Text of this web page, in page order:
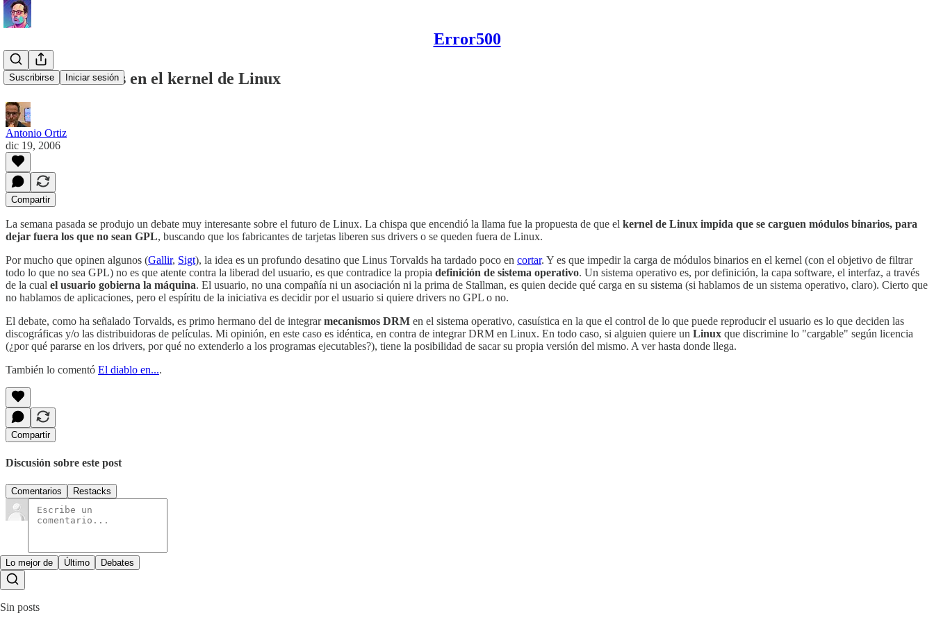
Error500
Suscribirse Iniciar sesión
Drivers no libres en el kernel de Linux
Antonio Ortiz
dic 19, 2006
Compartir
La semana pasada se produjo un debate muy interesante sobre el futuro de Linux. La chispa que encendió la llama fue la propuesta de que el kernel de Linux impida que se carguen módulos binarios, para
dejar fuera los que no sean GPL, buscando que los fabricantes de tarjetas liberen sus drivers o se queden fuera de Linux.
Por mucho que opinen algunos (Gallir, Sigt), la idea es un profundo desatino que Linus Torvalds ha tardado poco en cortar. Y es que impedir la carga de módulos binarios en el kernel (con el objetivo de filtrar
todo lo que no sea GPL) no es que atente contra la liberad del usuario, es que contradice la propia definición de sistema operativo. Un sistema operativo es, por definición, la capa software, el interfaz, a través
de la cual el usuario gobierna la máquina. El usuario, no una compañía ni un asociación ni la prima de Stallman, es quien decide qué carga en su sistema (si hablamos de un sistema operativo, claro). Cierto que
no hablamos de aplicaciones, pero el espíritu de la iniciativa es decidir por el usuario si quiere drivers no GPL o no.
El debate, como ha señalado Torvalds, es primo hermano del de integrarmecanismos DRM en el sistema operativo, casuística en la que el control de lo que puede reproducir el usuario es lo que deciden las
discográficas y/o las distribuidoras de películas. Mi opinión, en este caso es idéntica, en contra de integrar DRM en Linux. En todo caso, si alguien quiere un Linux que discrimine lo "cargable" según licencia
(¿por qué pararse en los drivers, por qué no extenderlo a los programas ejecutables?), tiene la posibilidad de sacar su propia versión del mismo. A ver hasta donde llega.
También lo comentó El diablo en....
Compartir
Discusión sobre este post
Comentarios Restacks
Lo mejor de Último Debates
Sin posts